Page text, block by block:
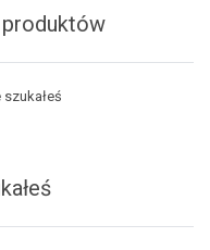
produktów